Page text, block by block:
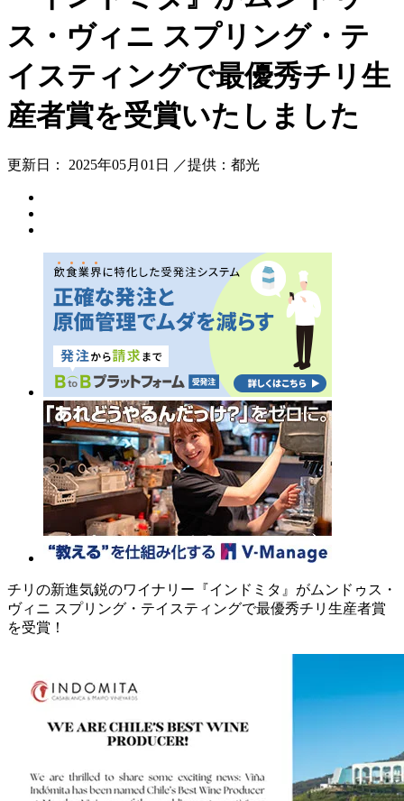
ス・ヴィニ スプリング・テ
イスティングで最優秀チリ生
産者賞を受賞いたしました
更新日： 2025年05月01日 ／提供：都光
チリの新進気鋭のワイナリー『インドミタ』がムンドゥス・
ヴィニ スプリング・テイスティングで最優秀チリ生産者賞
を受賞！